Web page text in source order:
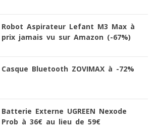
Robot Aspirateur Lefant M3 Max à
prix jamais vu sur Amazon (-67%)
Casque Bluetooth ZOVIMAX à -72%
Batterie Externe UGREEN Nexode
Prob à 36€ au lieu de 59€